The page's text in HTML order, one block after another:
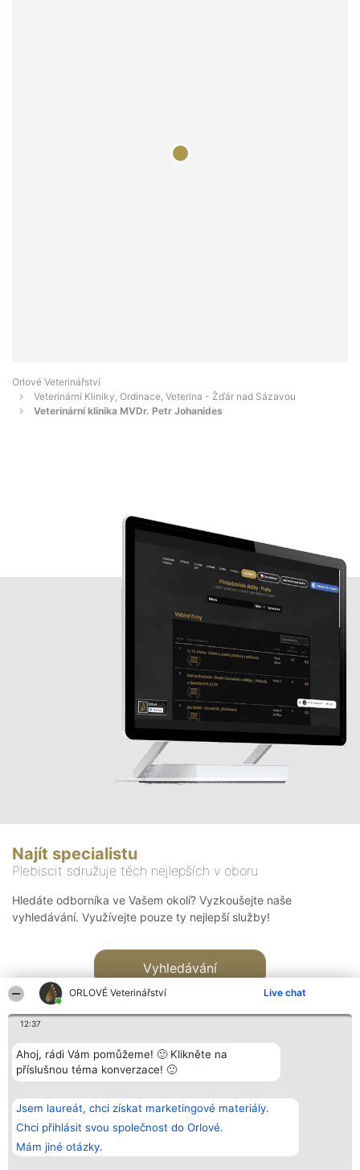
ORLOVÉ Veterinářství Live chat
12:37
Ahoj, rádi Vám pomůžeme! 🙂 Klikněte na
příslušnou téma konverzace! 🙂
Jsem laureát, chci získat marketingové materiály.
Chci přihlásit svou společnost do Orlové.
Mám jiné otázky.
Orlové Veterinářství
Veterinární Kliniky, Ordinace, Veterina - Žďár nad Sázavou
Veterinární klinika MVDr. Petr Johanides
Najít specialistu
Plebiscit sdružuje těch nejlepších v oboru
Hledáte odborníka ve Vašem okolí? Vyzkoušejte naše
vyhledávání. Využívejte pouze ty nejlepší služby!
Vyhledávání
Bright Side Solutions sp. z o.
o. sp. k.
ul. Ruska 22
Wrocław 50-079
KRS 0000749100 | Regon
381313360 | NIP 8943132676
Vítězové
Seznam všech
laureátů
Zásady
Zásady
Kontakt